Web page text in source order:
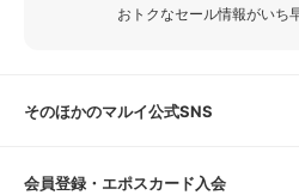
おトクなセール情報がいち
そのほかのマルイ公式SNS
会員登録・エポスカード入会